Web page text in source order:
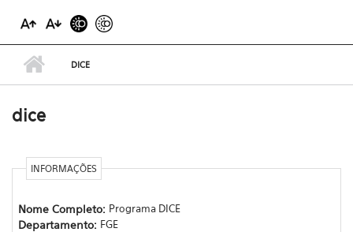
DICE
dice
INFORMAÇÕES
Nome Completo: Programa DICE
Departamento: FGE